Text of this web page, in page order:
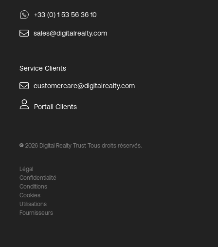
+33 (0) 1 53 56 36 10
sales@digitalrealty.com
Service Clients
customercare@digitalrealty.com
Portail Clients
2026 Digital Realty Trust Tous droits réservés.
Légal
Confidentialité
Conditions
Cookies
Utilisations
Fournisseurs